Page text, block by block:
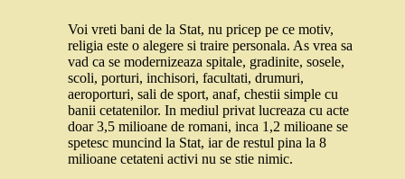
Voi vreti bani de la Stat, nu pricep pe ce motiv,
religia este o alegere si traire personala. As vrea sa
vad ca se modernizeaza spitale, gradinite, sosele,
scoli, porturi, inchisori, facultati, drumuri,
aeroporturi, sali de sport, anaf, chestii simple cu
banii cetatenilor. In mediul privat lucreaza cu acte
doar 3,5 milioane de romani, inca 1,2 milioane se
spetesc muncind la Stat, iar de restul pina la 8
milioane cetateni activi nu se stie nimic.